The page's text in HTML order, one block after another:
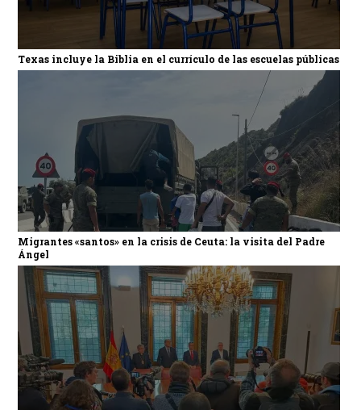
Texas incluye la Biblia en el currículo de las escuelas públicas
Migrantes «santos» en la crisis de Ceuta: la visita del Padre
Ángel